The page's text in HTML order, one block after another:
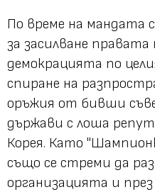
По време на мандата
за засилване правата
демокрацията по
спиране на
оръжия от бивши
държави с лоша
Корея. Като
също се стреми да
организацията и